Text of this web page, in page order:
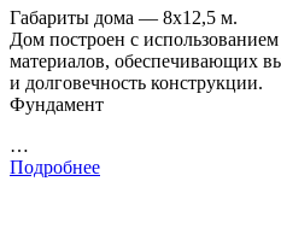
Габариты дома — 8х12,5 м.
Дом построен с
материалов, обеспечивающих
и долговечность конструкции.
Фундамент
…
Подробнее